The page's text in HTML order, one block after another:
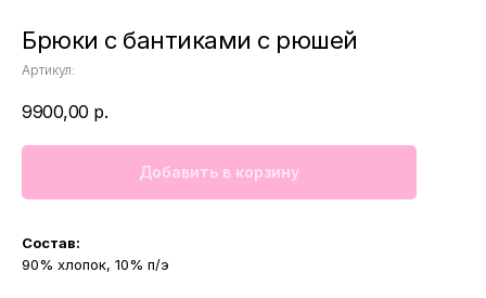
Брюки с бантиками с рюшей
Артикул:
9900,00 р.
Добавить в корзину
Состав:
90% хлопок, 10% п/э